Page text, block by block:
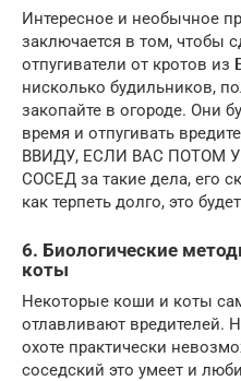
Интересное и необычное
заключается в том, чтобы
отпугиватели от кротов
нисколько будильников,
закопайте в огороде. Они
время и отпугивать
ВВИДУ, ЕСЛИ ВАС ПОТОМ
СОСЕД за такие дела, его
как терпеть долго, это
6. Биологические
коты
Некоторые коши и коты
отлавливают вредителей.
охоте практически
соседский это умеет и